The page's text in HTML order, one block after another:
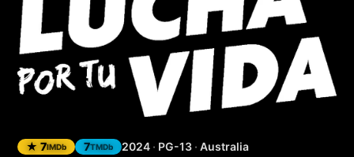
Lucha por tu vida
★ 7IMDb 7TMDb 2024 · PG-13 · Australia